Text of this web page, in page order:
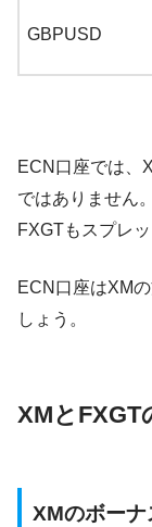
GBPUSD
ECN口座では、
ではありません。
FXGTもスプレ
ECN口座はXM
しょう。
XMとFXGT
XMのボーナ